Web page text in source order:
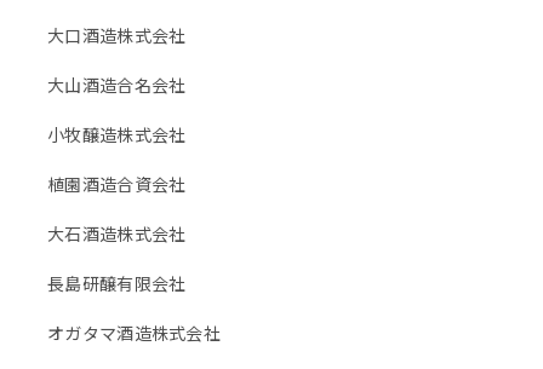
大口酒造株式会社
大山酒造合名会社
小牧醸造株式会社
植園酒造合資会社
大石酒造株式会社
長島研醸有限会社
オガタマ酒造株式会社